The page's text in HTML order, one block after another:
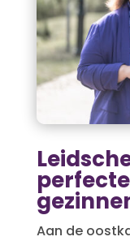
Aan de